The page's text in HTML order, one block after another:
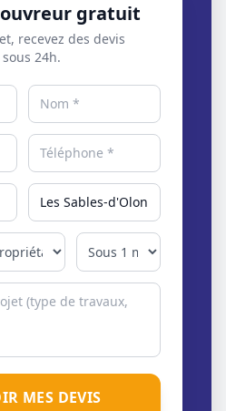
gratuit
recevez des devis
24h.
MES DEVIS